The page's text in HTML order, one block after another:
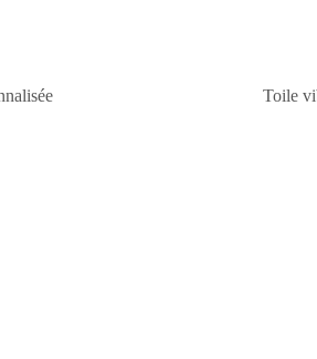
Toile